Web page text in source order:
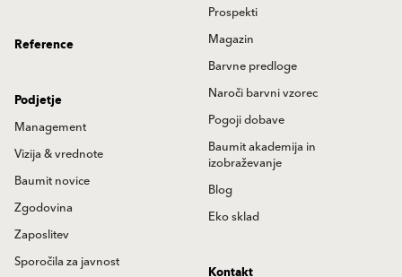
Prospekti
Magazin
Barvne predloge
Naroči barvni vzorec
Pogoji dobave
Baumit akademija in
izobraževanje
Blog
Eko sklad
Reference
Podjetje
Management
Vizija & vrednote
Baumit novice
Zgodovina
Zaposlitev
Sporočila za javnost
Kontakt